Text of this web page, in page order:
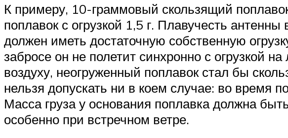
К примеру, 10-граммовый скользящий
поплавок с огрузкой 1,5 г. Плавучесть
должен иметь достаточную собственную
забросе он не полетит синхронно с огрузкой
воздуху, неогруженный поплавок стал бы
нельзя допускать ни в коем случае: во время
Масса груза у основания поплавка должна
особенно при встречном ветре.